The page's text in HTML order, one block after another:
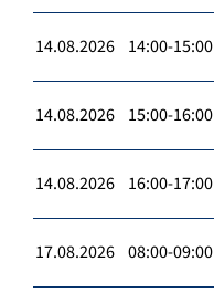
14.08.2026 14:00-15:00
14.08.2026 15:00-16:00
14.08.2026 16:00-17:00
17.08.2026 08:00-09:00